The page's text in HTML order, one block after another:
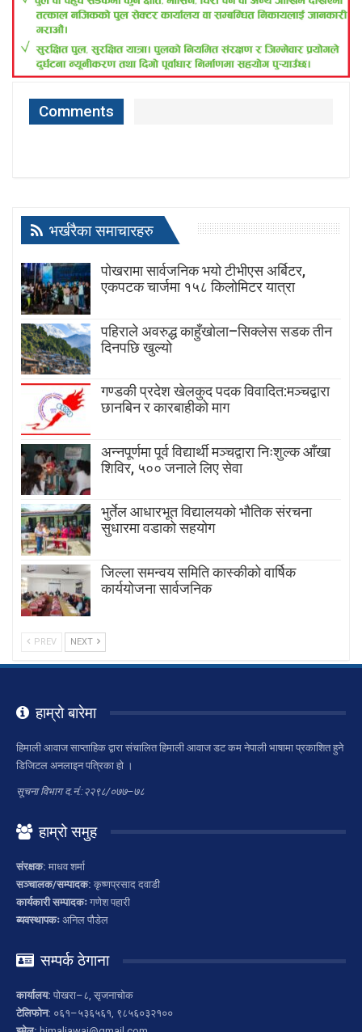
Comments
भर्खरैका समाचारहरु
पोखरामा सार्वजनिक भयो टीभीएस अर्बिटर,
एकपटक चार्जमा १५८ किलोमिटर यात्रा
पहिराले अवरुद्ध काहुँखोला–सिक्लेस सडक तीन
दिनपछि खुल्यो
गण्डकी प्रदेश खेलकुद पदक विवादित:मञ्चद्वारा
छानबिन र कारबाहीको माग
अन्नपूर्णमा पूर्व विद्यार्थी मञ्चद्वारा निःशुल्क आँखा
शिविर, ५०० जनाले लिए सेवा
भुर्तेल आधारभूत विद्यालयको भौतिक संरचना
सुधारमा वडाको सहयोग
जिल्ला समन्वय समिति कास्कीको वार्षिक
कार्ययोजना सार्वजनिक
PREV NEXT
हाम्रो बारेमा
हिमाली आवाज साप्ताहिक द्वारा संचालित हिमाली आवाज डट कम नेपाली भाषामा प्रकाशित हुने
डिजिटल अनलाइन पत्रिका हो ।
सूचना विभाग द.नं.:२२९८/०७७–७८
हाम्रो समुह
संरक्षक: माधव शर्मा
सञ्चालक/सम्पादक: कृष्णप्रसाद दवाडी
कार्यकारी सम्पादकः गणेश पहारी
ब्यवस्थापकः अनिल पौडेल
सम्पर्क ठेगाना
कार्यालय: पोखरा–८, सृजनाचोक
टेलिफोन: ०६१–५३६५६१, ९८५६०३२१००